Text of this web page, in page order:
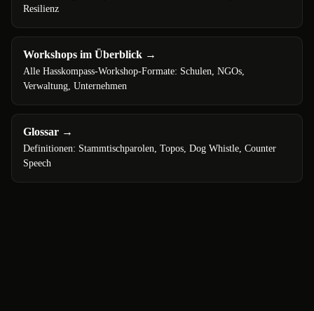
Resilienz
Workshops im Überblick →
Alle Hasskompass-Workshop-Formate: Schulen, NGOs,
Verwaltung, Unternehmen
Glossar →
Definitionen: Stammtischparolen, Topos, Dog Whistle, Counter
Speech